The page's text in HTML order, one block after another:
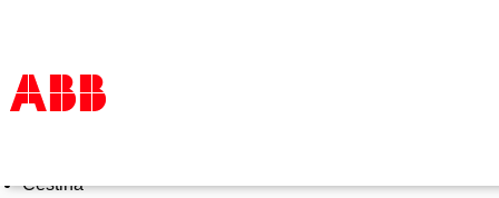
Products & Solutions
Čeština